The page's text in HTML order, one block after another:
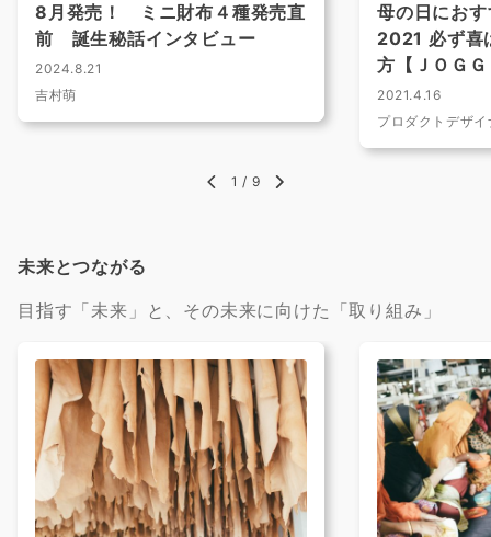
8月発売！ ミニ財布４種発売直
前 誕生秘話インタビュー
2024.8.21
吉村萌
母の日にお
2021 必ず喜
方【ＪＯＧ
2021.4.16
プロダクトデザ
1 / 9
未来とつながる
目指す「未来」と、その未来に向けた「取り組み」